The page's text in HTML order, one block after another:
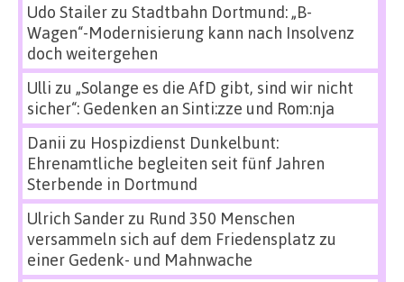
Udo Stailerzu Stadtbahn Dortmund: „B-
Wagen“-Modernisierung kann nach Insolvenz
doch weitergehen
Ulli zu „Solange es die AfD gibt, sind wir nicht
sicher“: Gedenken an Sinti:zze und Rom:nja
Danii zu Hospizdienst Dunkelbunt:
Ehrenamtliche begleiten seit fünf Jahren
Sterbende in Dortmund
Ulrich Sanderzu Rund 350 Menschen
versammeln sich auf dem Friedensplatz zu
einer Gedenk- und Mahnwache